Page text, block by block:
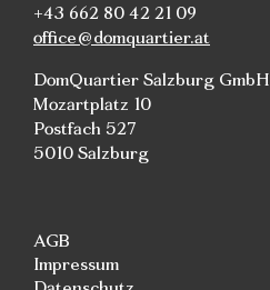
+43 662 80 42 21 09
office@domquartier.at
DomQuartier Salzburg GmbH
Mozartplatz 10
Postfach 527
5010 Salzburg
AGB
Impressum